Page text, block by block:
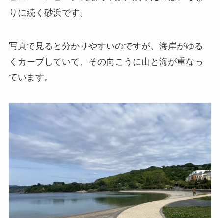
りに続く砂浜です。
写真で見ると分かりやすいのですが、海岸がゆる
くカーブしていて、その向こうに山と海が重なっ
ています。